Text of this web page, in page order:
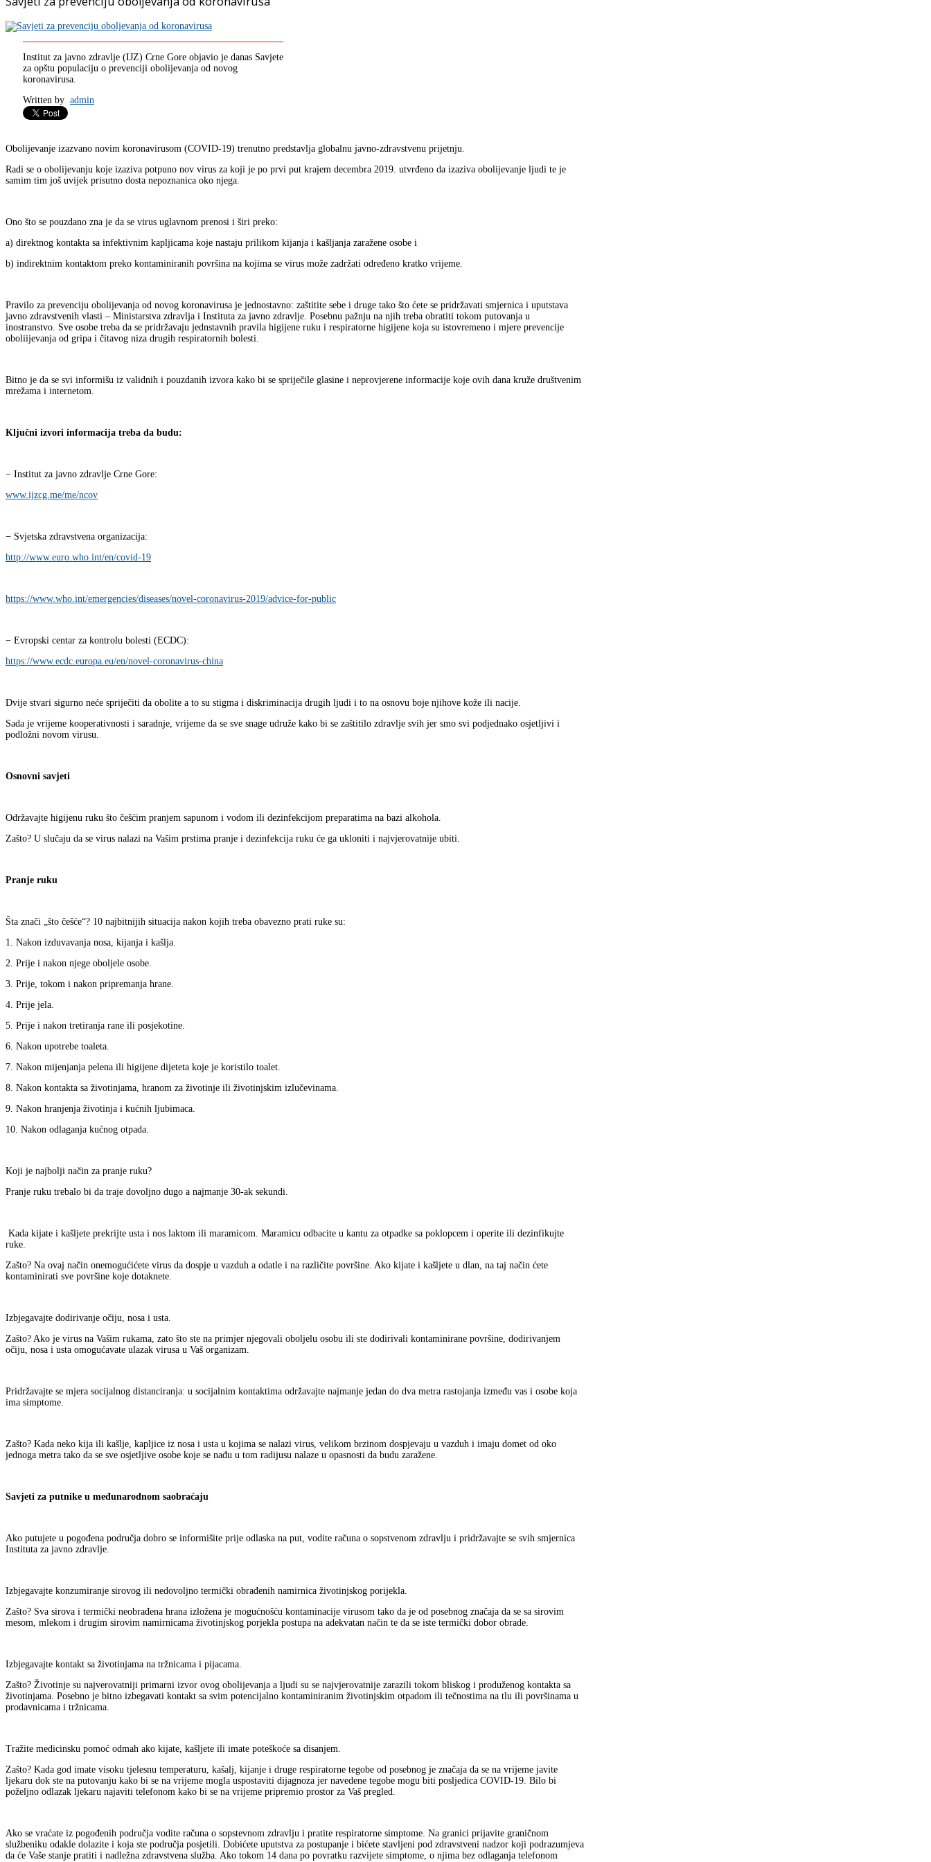
Institut za javno zdravlje (IJZ) Crne Gore objavio je danas Savjete
za opštu populaciju o prevenciji obolijevanja od novog
koronavirusa.
Written by admin
Obolijevanje izazvano novim koronavirusom (COVID-19) trenutno predstavlja globalnu javno-zdravstvenu prijetnju.
Radi se o obolijevanju koje izaziva potpuno nov virus za koji je po prvi put krajem decembra 2019. utvrđeno da izaziva obolijevanje ljudi te je
samim tim još uvijek prisutno dosta nepoznanica oko njega.
Ono što se pouzdano zna je da se virus uglavnom prenosi i širi preko:
a) direktnog kontakta sa infektivnim kapljicama koje nastaju prilikom kijanja i kašljanja zaražene osobe i
b) indirektnim kontaktom preko kontaminiranih površina na kojima se virus može zadržati određeno kratko vrijeme.
Pravilo za prevenciju obolijevanja od novog koronavirusa je jednostavno: zaštitite sebe i druge tako što ćete se pridržavati smjernica i uputstava
javno zdravstvenih vlasti – Ministarstva zdravlja i Instituta za javno zdravlje. Posebnu pažnju na njih treba obratiti tokom putovanja u
inostranstvo. Sve osobe treba da se pridržavaju jednstavnih pravila higijene ruku i respiratorne higijene koja su istovremeno i mjere prevencije
oboliijevanja od gripa i čitavog niza drugih respiratornih bolesti.
Bitno je da se svi informišu iz validnih i pouzdanih izvora kako bi se spriječile glasine i neprovjerene informacije koje ovih dana kruže društvenim
mrežama i internetom.
Ključni izvori informacija treba da budu:
− Institut za javno zdravlje Crne Gore:
www.ijzcg.me/me/ncov
− Svjetska zdravstvena organizacija:
http://www.euro.who.int/en/covid-19
https://www.who.int/emergencies/diseases/novel-coronavirus-2019/advice-for-public
− Evropski centar za kontrolu bolesti (ECDC):
https://www.ecdc.europa.eu/en/novel-coronavirus-china
Dvije stvari sigurno neće spriječiti da obolite a to su stigma i diskriminacija drugih ljudi i to na osnovu boje njihove kože ili nacije.
Sada je vrijeme kooperativnosti i saradnje, vrijeme da se sve snage udruže kako bi se zaštitilo zdravlje svih jer smo svi podjednako osjetljivi i
podložni novom virusu.
Osnovni savjeti
Održavajte higijenu ruku što češćim pranjem sapunom i vodom ili dezinfekcijom preparatima na bazi alkohola.
Zašto? U slučaju da se virus nalazi na Vašim prstima pranje i dezinfekcija ruku će ga ukloniti i najvjerovatnije ubiti.
Pranje ruku
Šta znači „što češće“? 10 najbitnijih situacija nakon kojih treba obavezno prati ruke su:
1. Nakon izduvavanja nosa, kijanja i kašlja.
2. Prije i nakon njege oboljele osobe.
3. Prije, tokom i nakon pripremanja hrane.
4. Prije jela.
5. Prije i nakon tretiranja rane ili posjekotine.
6. Nakon upotrebe toaleta.
7. Nakon mijenjanja pelena ili higijene dijeteta koje je koristilo toalet.
8. Nakon kontakta sa životinjama, hranom za životinje ili životinjskim izlučevinama.
9. Nakon hranjenja životinja i kućnih ljubimaca.
10. Nakon odlaganja kućnog otpada.
Koji je najbolji način za pranje ruku?
Pranje ruku trebalo bi da traje dovoljno dugo a najmanje 30-ak sekundi.
Kada kijate i kašljete prekrijte usta i nos laktom ili maramicom. Maramicu odbacite u kantu za otpadke sa poklopcem i operite ili dezinfikujte
ruke.
Zašto? Na ovaj način onemogućićete virus da dospje u vazduh a odatle i na različite površine. Ako kijate i kašljete u dlan, na taj način ćete
kontaminirati sve površine koje dotaknete.
Izbjegavajte dodirivanje očiju, nosa i usta.
Zašto? Ako je virus na Vašim rukama, zato što ste na primjer njegovali oboljelu osobu ili ste dodirivali kontaminirane površine, dodirivanjem
očiju, nosa i usta omogućavate ulazak virusa u Vaš organizam.
Pridržavajte se mjera socijalnog distanciranja: u socijalnim kontaktima održavajte najmanje jedan do dva metra rastojanja između vas i osobe koja
ima simptome.
Zašto? Kada neko kija ili kašlje, kapljice iz nosa i usta u kojima se nalazi virus, velikom brzinom dospjevaju u vazduh i imaju domet od oko
jednoga metra tako da se sve osjetljive osobe koje se nađu u tom radijusu nalaze u opasnosti da budu zaražene.
Savjeti za putnike u međunarodnom saobraćaju
Ako putujete u pogođena područja dobro se informišite prije odlaska na put, vodite računa o sopstvenom zdravlju i pridržavajte se svih smjernica
Instituta za javno zdravlje.
Izbjegavajte konzumiranje sirovog ili nedovoljno termički obrađenih namirnica životinjskog porijekla.
Zašto? Sva sirova i termički neobrađena hrana izložena je mogućnošću kontaminacije virusom tako da je od posebnog značaja da se sa sirovim
mesom, mlekom i drugim sirovim namirnicama životinjskog porjekla postupa na adekvatan način te da se iste termički dobor obrade.
Izbjegavajte kontakt sa životinjama na tržnicama i pijacama.
Zašto? Životinje su najverovatniji primarni izvor ovog obolijevanja a ljudi su se najvjerovatnije zarazili tokom bliskog i produženog kontakta sa
životinjama. Posebno je bitno izbegavati kontakt sa svim potencijalno kontaminiranim životinjskim otpadom ili tečnostima na tlu ili površinama u
prodavnicama i tržnicama.
Tražite medicinsku pomoć odmah ako kijate, kašljete ili imate poteškoće sa disanjem.
Zašto? Kada god imate visoku tjelesnu temperaturu, kašalj, kijanje i druge respiratorne tegobe od posebnog je značaja da se na vrijeme javite
ljekaru dok ste na putovanju kako bi se na vrijeme mogla uspostaviti dijagnoza jer navedene tegobe mogu biti posljedica COVID-19. Bilo bi
poželjno odlazak ljekaru najaviti telefonom kako bi se na vrijeme pripremio prostor za Vaš pregled.
Ako se vraćate iz pogođenih područja vodite računa o sopstevnom zdravlju i pratite respiratorne simptome. Na granici prijavite graničnom
službeniku odakle dolazite i koja ste područja posjetili. Dobićete uputstva za postupanje i bićete stavljeni pod zdravstveni nadzor koji podrazumjeva
da će Vaše stanje pratiti i nadležna zdravstvena služba. Ako tokom 14 dana po povratku razvijete simptome, o njima bez odlaganja telefonom